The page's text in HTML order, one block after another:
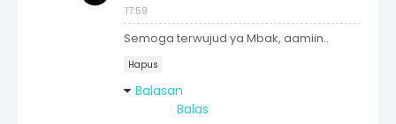
17:59
Semoga terwujud ya Mbak, aamiin..
Hapus
Balasan
Balas